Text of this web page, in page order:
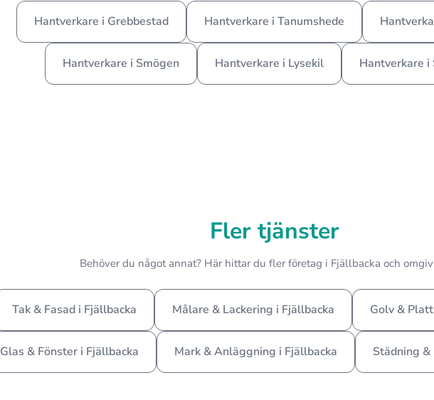
Hantverkare i Grebbestad Hantverkare i Tanumshede
Hantverkare i Smögen Hantverkare i Lysekil Hantverkare i
Fler tjänster
Behöver du något annat? Här hittar du fler företag i Fjällbacka och
Tak & Fasad i Fjällbacka Målare & Lackering i Fjällbacka Golv &
Glas & Fönster i Fjällbacka Mark & Anläggning i Fjällbacka Städning